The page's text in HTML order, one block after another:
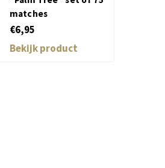
matches
€6,95
Bekijk product